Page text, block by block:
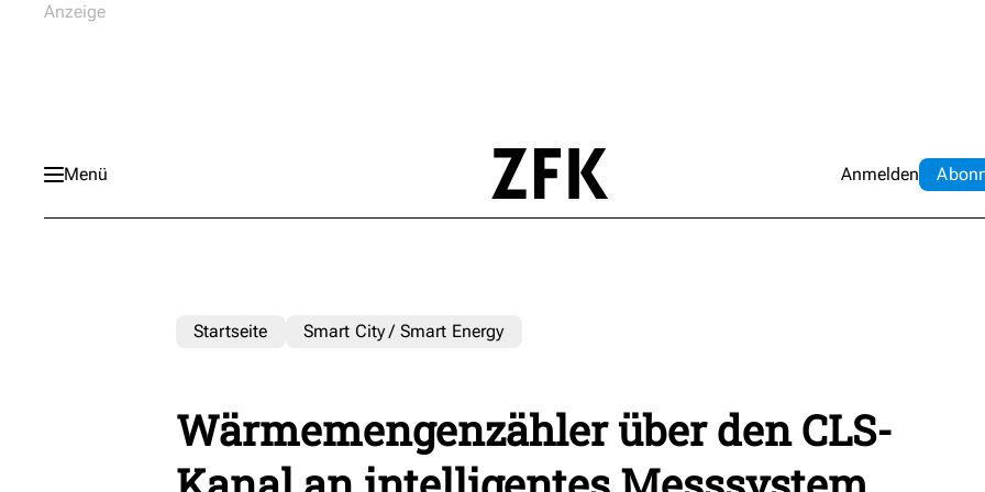
Menü Anmelden Abo
Startseite Smart City / Smart Energy
Wärmemengenzähler über den CLS-